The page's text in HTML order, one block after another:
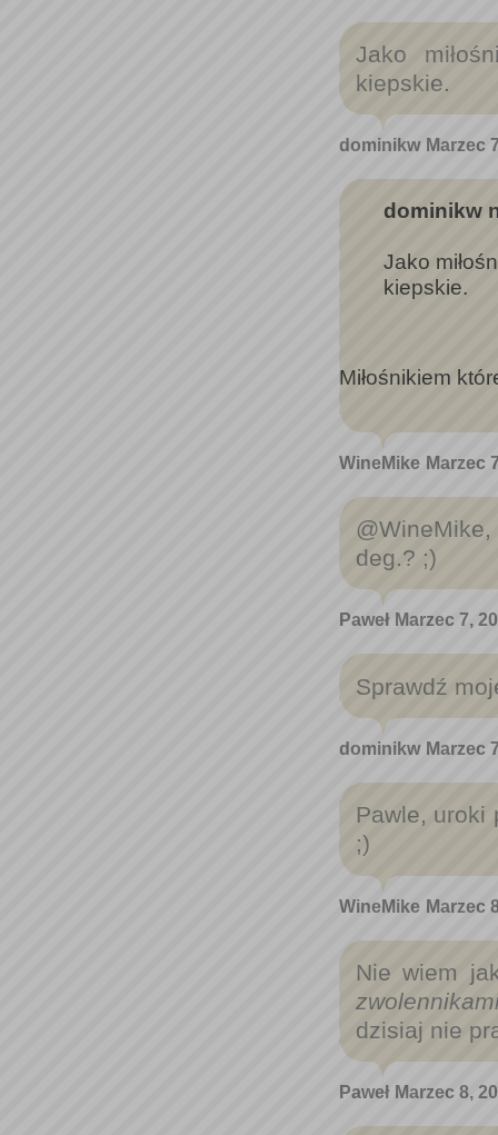
Jako
kiepskie.
dominikw Marzec
dominikw
Jako
kiepskie.
Miłośnikiem
WineMike Marzec
deg.? ;)
Paweł Marzec 7,
Sprawdź
dominikw Marzec
Pawle, uroki
;)
WineMike Marzec
Nie wiem
dzisiaj nie
Paweł Marzec 8,